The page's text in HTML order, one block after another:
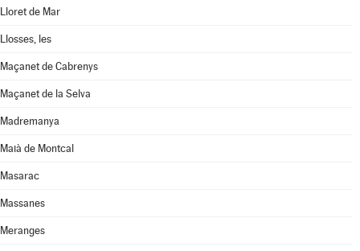
Lloret de Mar
Llosses, les
Maçanet de Cabrenys
Maçanet de la Selva
Madremanya
Maià de Montcal
Masarac
Massanes
Meranges